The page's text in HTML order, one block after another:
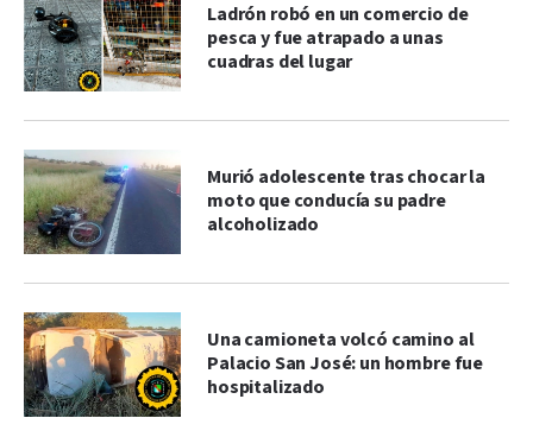
Ladrón robó en un comercio de
pesca y fue atrapado a unas
cuadras del lugar
Murió adolescente tras chocar la
moto que conducía su padre
alcoholizado
Una camioneta volcó camino al
Palacio San José: un hombre fue
hospitalizado